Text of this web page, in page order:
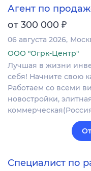
Агент по
от 300 000 ₽
06 августа 2026
ООО "Огрк-Центр"
Лучшая в жизни
себя! Начните свою
Работаем со всеми
новостройки,
Специалист по